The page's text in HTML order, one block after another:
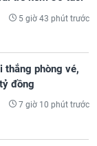
5 giờ 43 phút trước
thắng phòng vé,
đồng
7 giờ 10 phút trước